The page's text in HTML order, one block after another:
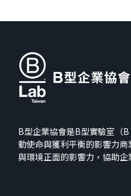
B型企業協會是B型實驗室（
動使命與獲利平衡的影響力
與環境正面的影響力，協助企